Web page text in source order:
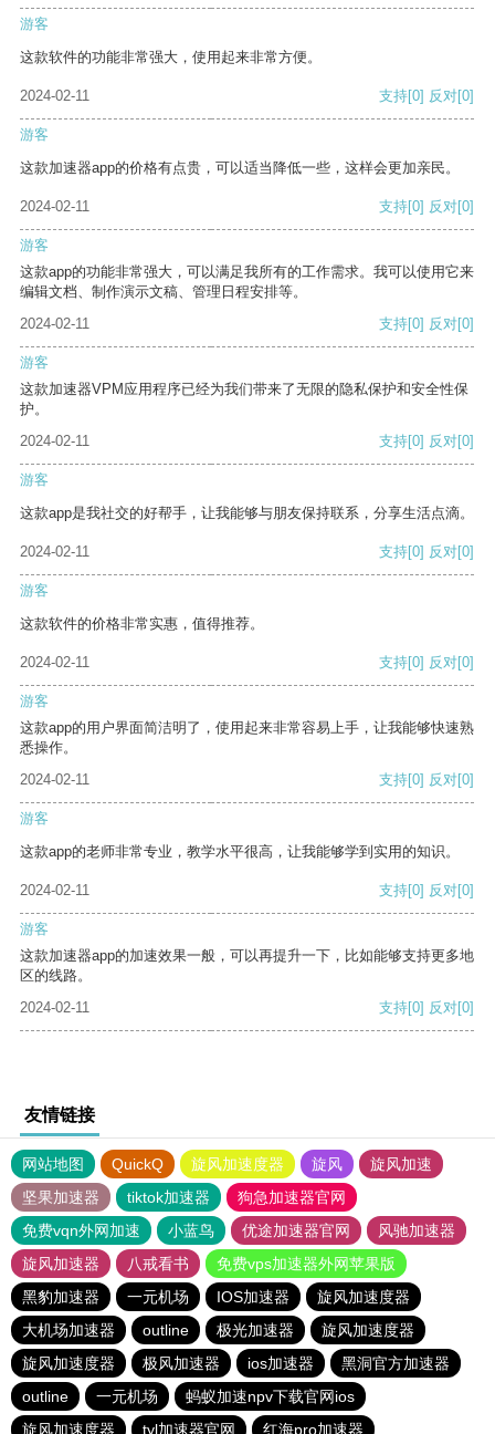
游客
这款软件的功能非常强大，使用起来非常方便。
2024-02-11 支持[0] 反对[0]
游客
这款加速器app的价格有点贵，可以适当降低一些，这样会更加亲民。
2024-02-11 支持[0] 反对[0]
游客
这款app的功能非常强大，可以满足我所有的工作需求。我可以使用它来
编辑文档、制作演示文稿、管理日程安排等。
2024-02-11
支持[0] 反对[0]
游客
这款加速器VPM应用程序已经为我们带来了无限的隐私保护和安全性保
护。
2024-02-11
支持[0] 反对[0]
游客
这款app是我社交的好帮手，让我能够与朋友保持联系，分享生活点滴。
2024-02-11 支持[0] 反对[0]
游客
这款软件的价格非常实惠，值得推荐。
2024-02-11 支持[0] 反对[0]
游客
这款app的用户界面简洁明了，使用起来非常容易上手，让我能够快速熟
悉操作。
2024-02-11
支持[0] 反对[0]
游客
这款app的老师非常专业，教学水平很高，让我能够学到实用的知识。
2024-02-11 支持[0] 反对[0]
游客
这款加速器app的加速效果一般，可以再提升一下，比如能够支持更多地
区的线路。
2024-02-11
支持[0] 反对[0]
友情链接
网站地图 QuickQ 旋风加速度器 旋风
旋风加速
坚果加速器
tiktok加速器
狗急加速器官网
免费vqn外网加速
小蓝鸟 优途加速器官网
风驰加速器
旋风加速器
八戒看书
免费vps加速器外网苹果版
黑豹加速器
一元机场 IOS加速器
旋风加速度器
大机场加速器
outline 极光加速器
旋风加速度器
旋风加速度器
极风加速器 ios加速器
黑洞官方加速器
outline
一元机场
蚂蚁加速npv下载官网ios
旋风加速度器
tyl加速器官网 红海pro加速器